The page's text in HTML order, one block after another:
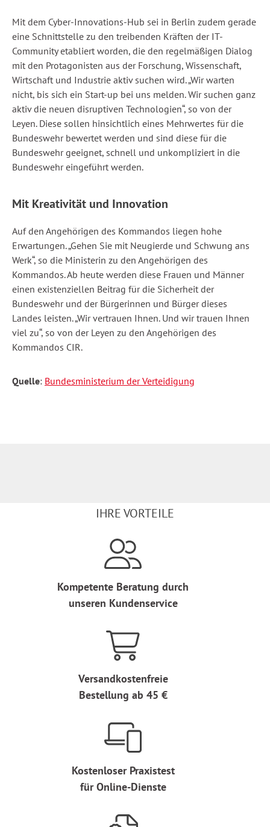
Mit dem Cyber-Innovations-Hub sei in Berlin zudem gerade
eine Schnittstelle zu den treibenden Kräften der IT-
Community etabliert worden, die den regelmäßigen Dialog
mit den Protagonisten aus der Forschung, Wissenschaft,
Wirtschaft und Industrie aktiv suchen wird. „Wir warten
nicht, bis sich ein Start-up bei uns melden. Wir suchen ganz
aktiv die neuen disruptiven Technologien“, so von der
Leyen. Diese sollen hinsichtlich eines Mehrwertes für die
Bundeswehr bewertet werden und sind diese für die
Bundeswehr geeignet, schnell und unkompliziert in die
Bundeswehr eingeführt werden.
Mit Kreativität und Innovation
Auf den Angehörigen des Kommandos liegen hohe
Erwartungen. „Gehen Sie mit Neugierde und Schwung ans
Werk“, so die Ministerin zu den Angehörigen des
Kommandos. Ab heute werden diese Frauen und Männer
einen existenziellen Beitrag für die Sicherheit der
Bundeswehr und der Bürgerinnen und Bürger dieses
Landes leisten. „Wir vertrauen Ihnen. Und wir trauen Ihnen
viel zu“, so von der Leyen zu den Angehörigen des
Kommandos CIR.
Quelle: Bundesministerium der Verteidigung
IHRE VORTEILE
Kompetente Beratung durch
unseren Kundenservice
Versandkostenfreie
Bestellung ab 45 €
Kostenloser Praxistest
für Online-Dienste